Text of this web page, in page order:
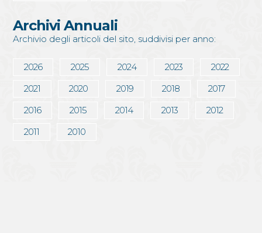
Archivi Annuali
Archivio degli articoli del sito, suddivisi per anno:
2026 2025 2024 2023
2022
2021
2020 2019 2018
2017
2016
2015 2014 2013
2012
2011
2010